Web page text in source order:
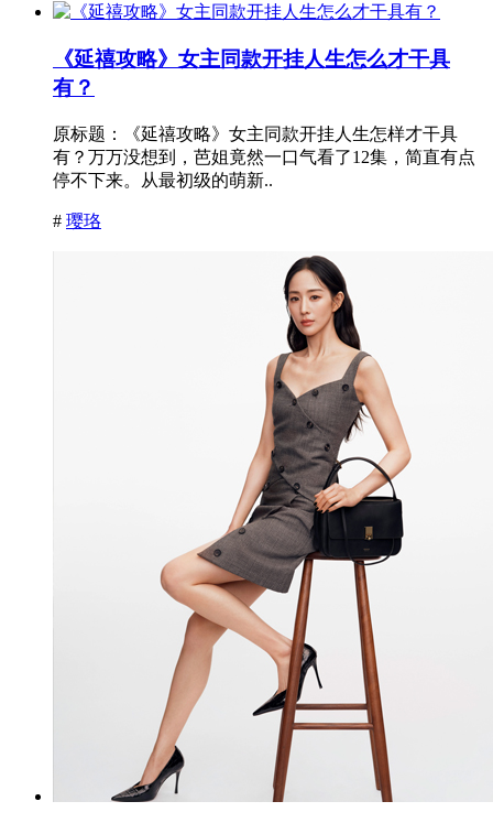
《延禧攻略》女主同款开挂人生怎么才干具
有？
原标题：《延禧攻略》女主同款开挂人生怎样才干具
有？万万没想到，芭姐竟然一口气看了12集，简直有点
停不下来。从最初级的萌新..
# 璎珞